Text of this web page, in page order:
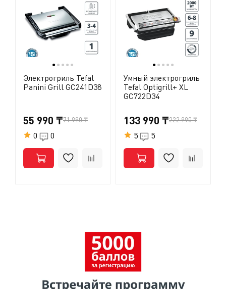
● ● ● ● ●
Электрогриль Tefal
Panini Grill GC241D38
55 990 ₸71 990 ₸
0 0
● ● ● ● ●
Умный электрогриль
Tefal Optigrill+ XL
GC722D34
133 990 ₸222 990 ₸
5 5